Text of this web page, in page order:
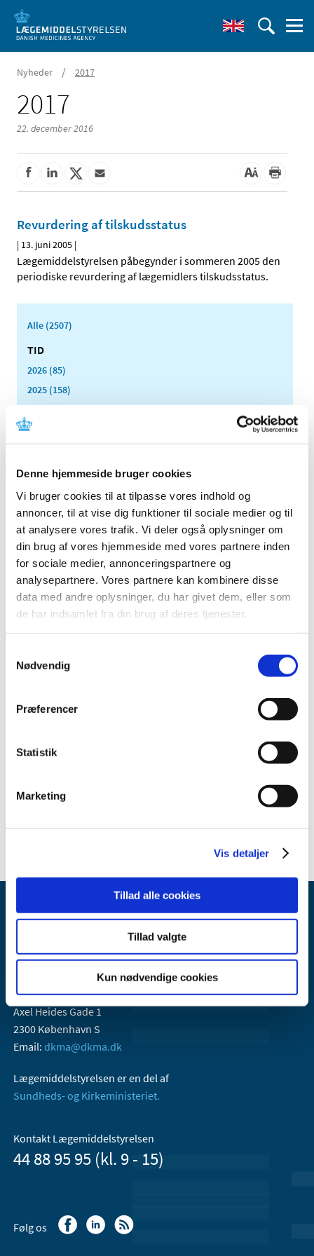
Denne hjemmeside bruger cookies
Vi bruger cookies til at tilpasse vores indhold og
annoncer, til at vise dig funktioner til sociale medier og til
at analysere vores trafik. Vi deler også oplysninger om
din brug af vores hjemmeside med vores partnere inden
for sociale medier, annonceringspartnere og
analysepartnere. Vores partnere kan kombinere disse
data med andre oplysninger, du har givet dem, eller som
de har indsamlet fra din brug af deres tjenester.
Nødvendig
Præferencer
Statistik
Marketing
Vis detaljer
Tillad alle cookies
Tillad valgte
Kun nødvendige cookies
Nyheder / 2017
2017
22. december 2016
Revurdering af tilskudsstatus
| 13. juni 2005 |
Lægemiddelstyrelsen påbegynder i sommeren 2005 den
periodiske revurdering af lægemidlers tilskudsstatus.
Alle (2507)
TID
2026 (85)
2025 (158)
2024 (224)
2023 (195)
2022 (197)
2021 (516)
2019 (159)
2018 (150)
2017 (167)
2016 (167)
2015 (33)
2011 (13)
2009 (14)
november (1)
Lægemiddelstyrelsen
Axel Heides Gade 1
2300 København S
Email: dkma@dkma.dk
Lægemiddelstyrelsen er en del af
Sundheds- og Kirkeministeriet.
Kontakt Lægemiddelstyrelsen
44 88 95 95 (kl. 9 - 15)
Følg os